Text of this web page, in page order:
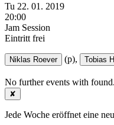
Tu 22. 01. 2019
20:00
Jam Session
Eintritt frei
Niklas Roever (p), Tobias
No further events with found.
✘
Jede Woche eröffnet eine